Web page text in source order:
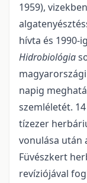
1959),
hívta és 1990-
Hidrobiológia
napig
szemléletét.
tízezer
vonulása után
Füvészkert
revíziójával